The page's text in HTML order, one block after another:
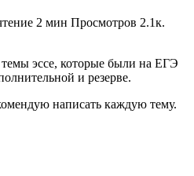
2 мин Просмотров 2.1к.
эссе, которые были на ЕГЭ
и резерве.
написать каждую тему.